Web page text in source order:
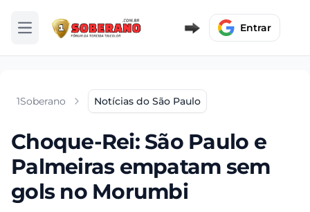
Abrir menu Entrar
1Soberano Notícias do São Paulo
Choque-Rei: São Paulo e
Palmeiras empatam sem
gols no Morumbi